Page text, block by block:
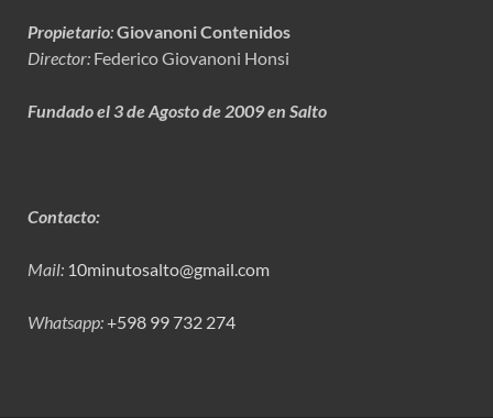
Propietario:Giovanoni Contenidos
Director: Federico Giovanoni Honsi
Fundado el 3 de Agosto de 2009 en Salto
Contacto:
Mail: 10minutosalto@gmail.com
Whatsapp:+598 99 732 274